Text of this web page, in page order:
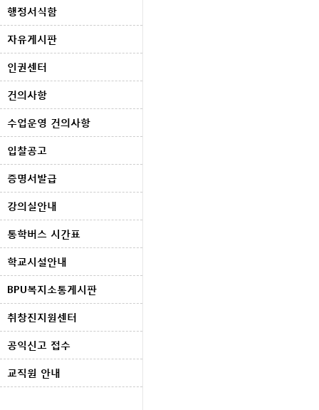
행정서식함
자유게시판
인권센터
건의사항
수업운영 건의사항
입찰공고
증명서발급
강의실안내
통학버스 시간표
학교시설안내
BPU복지소통게시판
취창진지원센터
공익신고 접수
교직원 안내